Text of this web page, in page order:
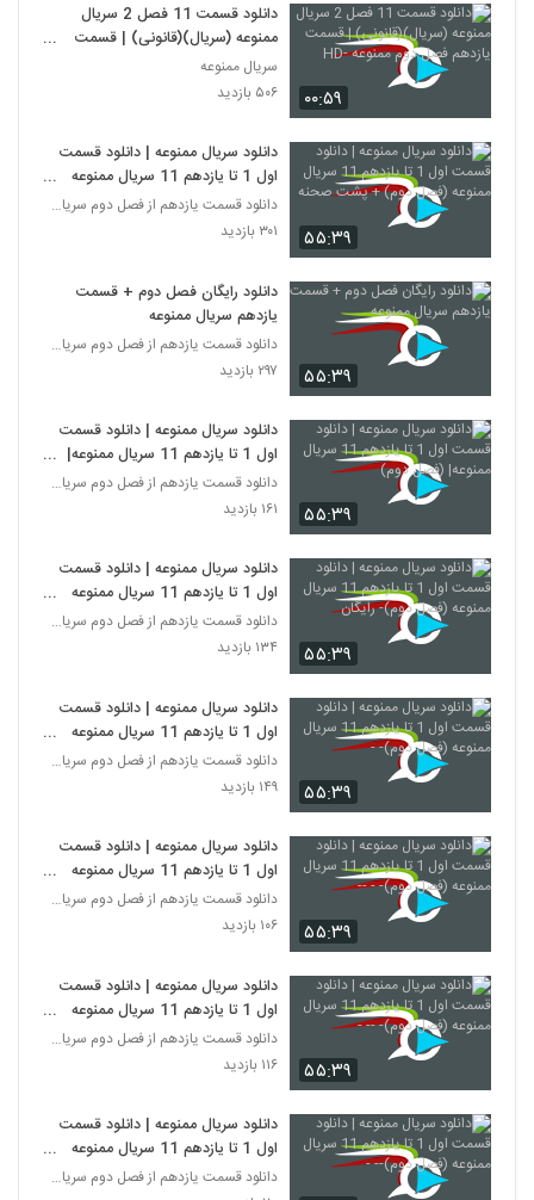
۰۰:۵۹
دانلود قسمت 11 فصل 2 سریال
ممنوعه (سریال)(قانونی) | قسمت
یازدهم فصل دوم ممنوعه -HD
سریال ممنوعه
۵۰۶ بازدید
۵۵:۳۹
دانلود سریال ممنوعه | دانلود قسمت
اول 1 تا یازدهم 11 سریال ممنوعه
(فصل دوم) + پشت صحنه
دانلود قسمت یازدهم از فصل دوم سریال ممنوعه
۳۰۱ بازدید
۵۵:۳۹
دانلود رایگان فصل دوم + قسمت
یازدهم سریال ممنوعه
دانلود قسمت یازدهم از فصل دوم سریال ممنوعه
۲۹۷ بازدید
۵۵:۳۹
دانلود سریال ممنوعه | دانلود قسمت
اول 1 تا یازدهم 11 سریال ممنوعه|
(فصل دوم)
دانلود قسمت یازدهم از فصل دوم سریال ممنوعه
۱۶۱ بازدید
۵۵:۳۹
دانلود سریال ممنوعه | دانلود قسمت
اول 1 تا یازدهم 11 سریال ممنوعه
(فصل دوم)- رایگان
دانلود قسمت یازدهم از فصل دوم سریال ممنوعه
۱۳۴ بازدید
۵۵:۳۹
دانلود سریال ممنوعه | دانلود قسمت
اول 1 تا یازدهم 11 سریال ممنوعه
(فصل دوم)- -
دانلود قسمت یازدهم از فصل دوم سریال ممنوعه
۱۴۹ بازدید
۵۵:۳۹
دانلود سریال ممنوعه | دانلود قسمت
اول 1 تا یازدهم 11 سریال ممنوعه
(فصل دوم)- - --
دانلود قسمت یازدهم از فصل دوم سریال ممنوعه
۱۰۶ بازدید
۵۵:۳۹
دانلود سریال ممنوعه | دانلود قسمت
اول 1 تا یازدهم 11 سریال ممنوعه
(فصل دوم)- -- -
دانلود قسمت یازدهم از فصل دوم سریال ممنوعه
۱۱۶ بازدید
دانلود سریال ممنوعه | دانلود قسمت
اول 1 تا یازدهم 11 سریال ممنوعه
(فصل دوم)-- -
دانلود قسمت یازدهم از فصل دوم سریال ممنوعه